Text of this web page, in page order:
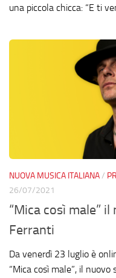
una piccola chicca: “E ti
NUOVA MUSICA ITALIANA/
26/07/2021
“Mica così male”
Ferranti
Da venerdì 23 luglio è
“Mica così male”, il